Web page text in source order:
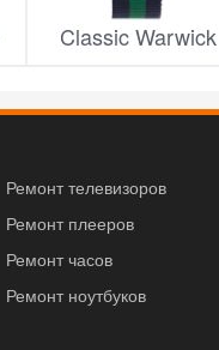
Classic Warwick
Ремонт телевизоров
Ремонт плееров
Ремонт часов
Ремонт ноутбуков